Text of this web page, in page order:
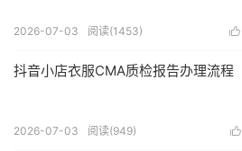

2026-07-03 阅读(1453)
抖音小店衣服CMA质检报告办理流程

2026-07-03 阅读(949)